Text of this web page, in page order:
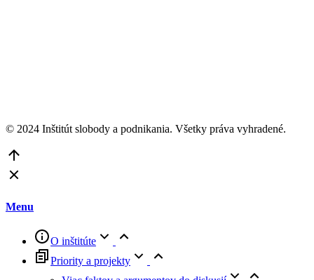
© 2024 Inštitút slobody a podnikania. Všetky práva vyhradené.
Menu
O inštitúte
Priority a projekty